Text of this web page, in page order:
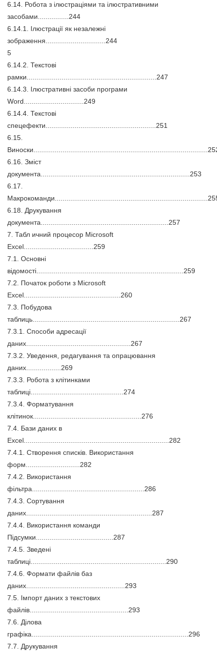
6.14. Робота з ілюстраціями та ілюстративними
засобами................244
6.14.1. Ілюстрації як незалежні
зображення...............................244
5
6.14.2. Текстові
рамки...................................................................247
6.14.3. Ілюстративні засоби програми
Word...............................249
6.14.4. Текстові
спецефекти.........................................................251
6.15.
6.16. Зміст
документа.............................................................................253
6.17.
6.18. Друкування
документа..................................................................257
7. Табл ичний процесор Microsoft
Excel....................................259
7.1. Основні
відомості............................................................................259
7.2. Початок роботи з Microsoft
Excel..................................................260
7.3. Побудова
таблиць............................................................................267
7.3.1. Способи адресації
даних......................................................267
7.3.2. Уведення, редагування та опрацювання
даних..................269
7.3.3. Робота з клітинками
таблиці................................................274
7.3.4. Форматування
клітинок........................................................276
7.4. Бази даних в
Excel...........................................................................282
7.4.1. Створення списків. Використання
форм............................282
7.4.2. Використання
фільтра..........................................................286
7.4.3. Сортування
даних.................................................................287
7.4.4. Використання команди
Підсумки........................................287
7.4.5. Зведені
таблиці......................................................................290
7.4.6. Формати файлів баз
даних...................................................293
7.5. Імпорт даних з текстових
файлів...................................................293
7.6. Ділова
графіка.................................................................................296
7.7. Друкування